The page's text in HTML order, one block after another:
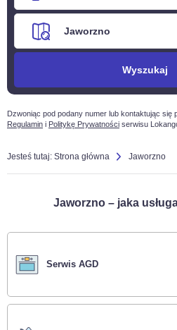
Wyszukaj
Dzwoniąc pod podany numer lub kontaktując
Regulamin i Politykę Prywatności serwisu
Jesteś tutaj: Strona główna Jaworzno
Jaworzno – jaka
Serwis AGD